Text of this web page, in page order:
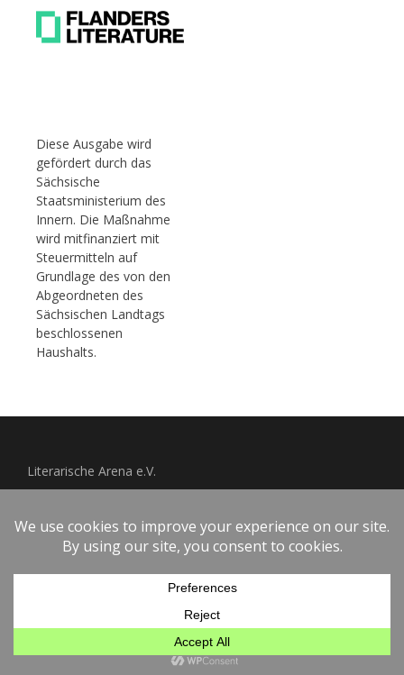
Diese Ausgabe wird
gefördert durch das
Sächsische
Staatsministerium des
Innern. Die Maßnahme
wird mitfinanziert mit
Steuermitteln auf
Grundlage des von den
Abgeordneten des
Sächsischen Landtags
beschlossenen
Haushalts.
Literarische Arena e.V.
Datenschutzerklärung
Copyright © 2026OSTRAGEHEGE.
WordPress